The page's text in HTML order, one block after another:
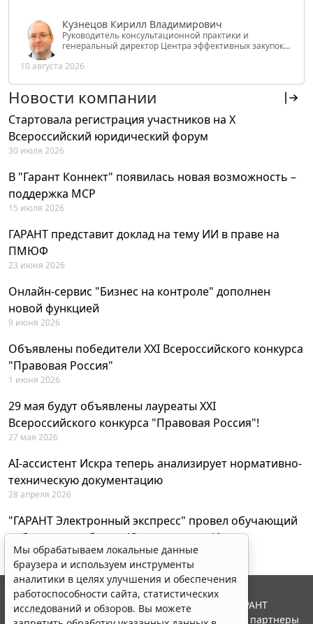
Кузнецов Кирилл Владимирович
Руководитель консультационной практики и
генеральный директор Центра эффективных закупок
РФ
10 августа 2026
Новости компании
Стартовала регистрация участников на X
Всероссийский юридический форум
30 июля 2026
В "Гарант Коннект" появилась новая возможность –
поддержка MCP
15 июля 2026
ГАРАНТ представит доклад на тему ИИ в праве на
ПМЮФ
23 июня 2026
Онлайн-сервис "Бизнес на контроле" дополнен
новой функцией
9 июня 2026
Объявлены победители XXI Всероссийского конкурса
"Правовая Россия"
1 июня 2026
29 мая будут объявлены лауреаты XXI
Всероссийского конкурса "Правовая Россия"!
27 мая 2026
AI-ассистент Искра теперь анализирует нормативно-
техническую документацию
28 апреля 2026
"ГАРАНТ Электронный экспресс" провел обучающий
вебинар по работе с AI-ассистентом Искра
23 апреля 2026
Мы обрабатываем локальные данные
браузера и используем инструменты
аналитики в целях улучшения и обеспечения
работоспособности сайта, статистических
исследований и обзоров. Вы можете
© ООО "НПП "ГАРАНТ-СЕРВИС", 2026. Система ГАРАНТ
выпускается с 1990 года. Компания "Гарант" и ее партнеры